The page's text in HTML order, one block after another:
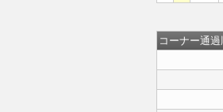
コーナー通過